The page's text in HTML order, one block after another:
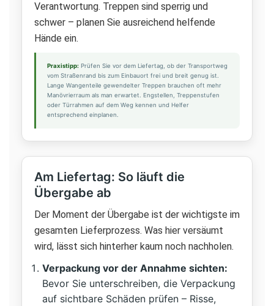
Verantwortung. Treppen sind sperrig und
schwer – planen Sie ausreichend helfende
Hände ein.
Praxistipp: Prüfen Sie vor dem Liefertag, ob der Transportweg
vom Straßenrand bis zum Einbauort frei und breit genug ist.
Lange Wangenteile gewendelter Treppen brauchen oft mehr
Manövrierraum als man erwartet. Engstellen, Treppenstufen
oder Türrahmen auf dem Weg kennen und Helfer
entsprechend einplanen.
Am Liefertag: So läuft die
Übergabe ab
Der Moment der Übergabe ist der wichtigste im
gesamten Lieferprozess. Was hier versäumt
wird, lässt sich hinterher kaum noch nachholen.
Verpackung vor der Annahme sichten:
Bevor Sie unterschreiben, die Verpackung
auf sichtbare Schäden prüfen – Risse,